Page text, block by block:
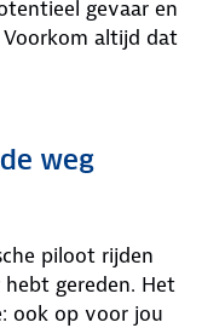
gevaar en
Voorkom altijd dat
weg
piloot rijden
gereden. Het
ook op voor jou